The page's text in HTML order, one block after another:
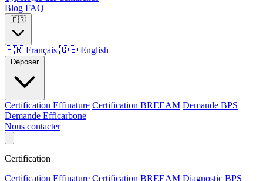
Blog FAQ
🇫🇷
🇫🇷 Français 🇬🇧 English
Déposer
Certification Effinature Certification BREEAM Demande BPS
Demande Efficarbone
Nous contacter
Certification
Certification Effinature Certification BREEAM Diagnostic BPS